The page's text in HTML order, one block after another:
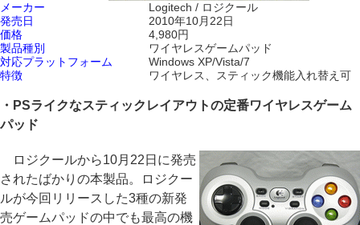
メーカー
Logitech / ロジクール
発売日
2010年10月22日
価格
4,980円
製品種別
ワイヤレスゲームパッド
対応プラットフォーム
Windows XP/Vista/7
特徴
ワイヤレス、スティック機能入れ替え可
・PSライクなスティックレイアウトの定番ワイヤレスゲーム
パッド
ロジクールから10月22日に発売
されたばかりの本製品。ロジクー
ルが今回リリースした3種の新発
売ゲームパッドの中でも最高の機